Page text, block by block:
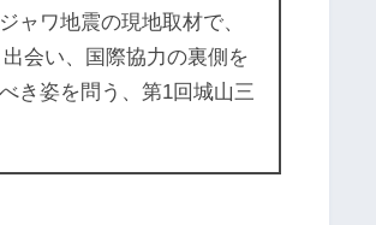
ャワ地震の現地取材で、
会い、国際協力の裏側を
き姿を問う、第1回城山三